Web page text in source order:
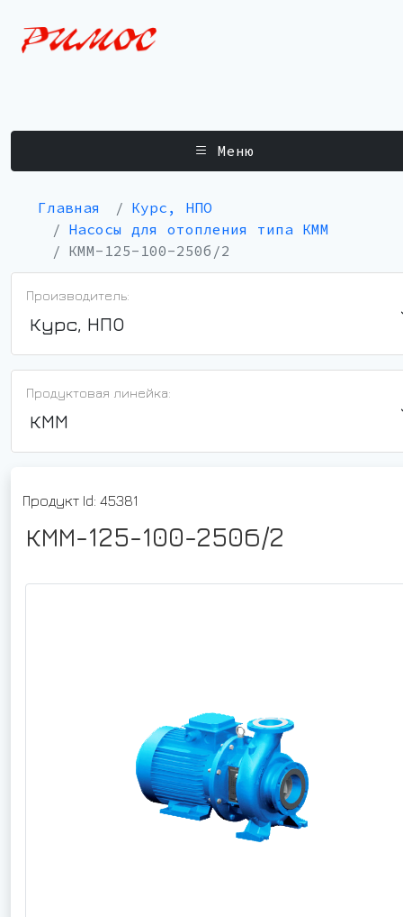
Меню
Главная
Курс, НПО
Насосы для отопления типа КММ
КММ-125-100-250б/2
Производитель:
Курс, НПО
Продуктовая линейка:
КММ
Продукт Id: 45381
КММ-125-100-250б/2